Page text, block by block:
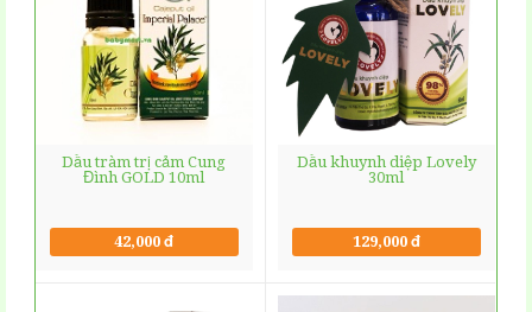
Dầu tràm trị cảm Cung
Đình GOLD 10ml
42,000 đ
Dầu khuynh diệp Lovely
30ml
129,000 đ